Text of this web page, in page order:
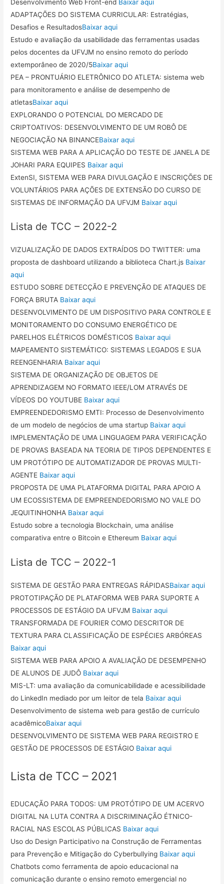
Desenvolvimento Web Front-end Baixar aqui
ADAPTAÇÕES DO SISTEMA CURRICULAR: Estratégias,
Desafios e ResultadosBaixar aqui
Estudo e avaliação da usabilidade das ferramentas usadas
pelos docentes da UFVJM no ensino remoto do período
extemporâneo de 2020/5Baixar aqui
PEA – PRONTUÁRIO ELETRÔNICO DO ATLETA: sistema web
para monitoramento e análise de desempenho de
atletasBaixar aqui
EXPLORANDO O POTENCIAL DO MERCADO DE
CRIPTOATIVOS: DESENVOLVIMENTO DE UM ROBÔ DE
NEGOCIAÇÃO NA BINANCEBaixar aqui
SISTEMA WEB PARA A APLICAÇÃO DO TESTE DE JANELA DE
JOHARI PARA EQUIPES Baixar aqui
ExtenSI, SISTEMA WEB PARA DIVULGAÇÃO E INSCRIÇÕES DE
VOLUNTÁRIOS PARA AÇÕES DE EXTENSÃO DO CURSO DE
SISTEMAS DE INFORMAÇÃO DA UFVJM Baixar aqui
Lista de TCC – 2022-2
VIZUALIZAÇÃO DE DADOS EXTRAÍDOS DO TWITTER: uma
proposta de dashboard utilizando a biblioteca Chart.js Baixar
aqui
ESTUDO SOBRE DETECÇÃO E PREVENÇÃO DE ATAQUES DE
FORÇA BRUTA Baixar aqui
DESENVOLVIMENTO DE UM DISPOSITIVO PARA CONTROLE E
MONITORAMENTO DO CONSUMO ENERGÉTICO DE
PARELHOS ELÉTRICOS DOMÉSTICOS Baixar aqui
MAPEAMENTO SISTEMÁTICO: SISTEMAS LEGADOS E SUA
REENGENHARIA Baixar aqui
SISTEMA DE ORGANIZAÇÃO DE OBJETOS DE
APRENDIZAGEM NO FORMATO IEEE/LOM ATRAVÉS DE
VÍDEOS DO YOUTUBE Baixar aqui
EMPREENDEDORISMO EMTI: Processo de Desenvolvimento
de um modelo de negócios de uma startup Baixar aqui
IMPLEMENTAÇÃO DE UMA LINGUAGEM PARA VERIFICAÇÃO
DE PROVAS BASEADA NA TEORIA DE TIPOS DEPENDENTES E
UM PROTÓTIPO DE AUTOMATIZADOR DE PROVAS MULTI-
AGENTE Baixar aqui
PROPOSTA DE UMA PLATAFORMA DIGITAL PARA APOIO A
UM ECOSSISTEMA DE EMPREENDEDORISMO NO VALE DO
JEQUITINHONHA Baixar aqui
Estudo sobre a tecnologia Blockchain, uma análise
comparativa entre o Bitcoin e Ethereum Baixar aqui
Lista de TCC – 2022-1
SISTEMA DE GESTÃO PARA ENTREGAS RÁPIDASBaixar aqui
PROTOTIPAÇÃO DE PLATAFORMA WEB PARA SUPORTE A
PROCESSOS DE ESTÁGIO DA UFVJM Baixar aqui
TRANSFORMADA DE FOURIER COMO DESCRITOR DE
TEXTURA PARA CLASSIFICAÇÃO DE ESPÉCIES ARBÓREAS
Baixar aqui
SISTEMA WEB PARA APOIO A AVALIAÇÃO DE DESEMPENHO
DE ALUNOS DE JUDÔ Baixar aqui
MIS-LT: uma avaliação da comunicabilidade e acessibilidade
do LinkedIn mediado por um leitor de tela Baixar aqui
Desenvolvimento de sistema web para gestão de currículo
acadêmicoBaixar aqui
DESENVOLVIMENTO DE SISTEMA WEB PARA REGISTRO E
GESTÃO DE PROCESSOS DE ESTÁGIO Baixar aqui
Lista de TCC – 2021
EDUCAÇÃO PARA TODOS: UM PROTÓTIPO DE UM ACERVO
DIGITAL NA LUTA CONTRA A DISCRIMINAÇÃO ÉTNICO-
RACIAL NAS ESCOLAS PÚBLICAS Baixar aqui
Uso do Design Participativo na Construção de Ferramentas
para Prevenção e Mitigação do Cyberbullying Baixar aqui
Chatbots como ferramenta de apoio educacional na
comunicação durante o ensino remoto emergencial no